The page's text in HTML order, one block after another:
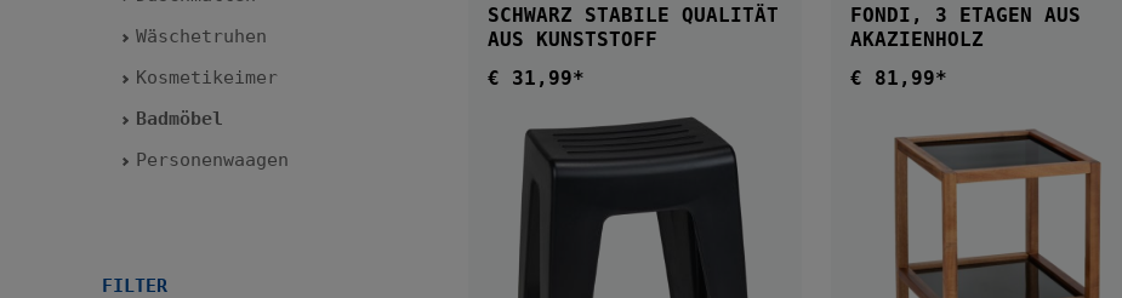
Wäschetruhen
Kosmetikeimer
Badmöbel
Personenwaagen
FILTER
SCHWARZ STABILE QUALITÄT
AUS KUNSTSTOFF
Regulärer Preis:
€ 31,99*
FONDI, 3 ETAGEN AUS
AKAZIENHOLZ
Regulärer Preis:
€ 81,99*